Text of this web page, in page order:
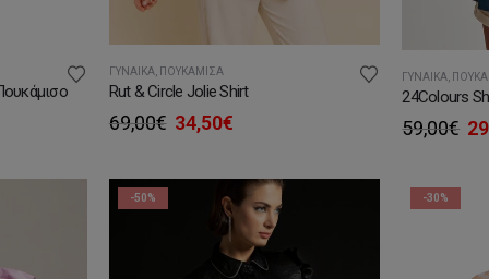
ΓΥΝΑΊΚΑ, ΠΟΥΚΆΜΙΣΑ
Rut & Circle Jolie Shirt
69,00€ Original
69,00€.
34,50€Η
είναι:
34,50€.
ΓΥΝΑΊΚΑ
24Colours
59,00€
-50% -30%